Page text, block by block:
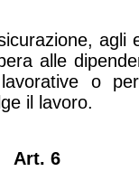
alle
o
il lavoro.
Art. 6